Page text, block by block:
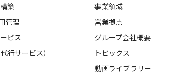
築
管理
ビス
行サービス）
事業領域
営業拠点
グループ会社概要
トピックス
動画ライブラリー